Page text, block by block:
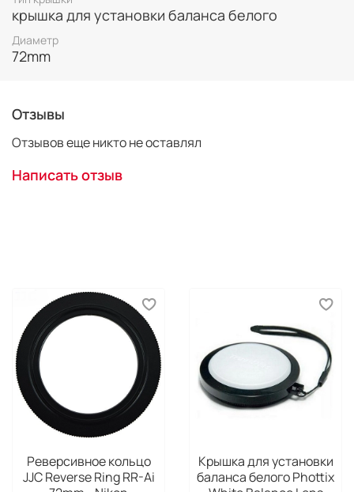
крышка для установки баланса белого
Диаметр
72mm
Отзывы
Отзывов еще никто не оставлял
Написать отзыв
Реверсивное кольцо
JJC Reverse Ring RR-Ai
Крышка для установки
баланса белого Phottix